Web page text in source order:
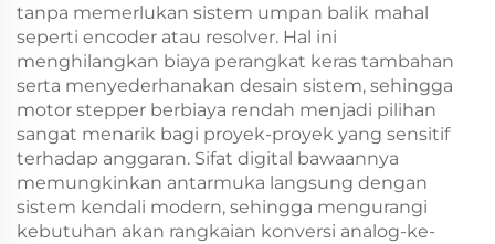
tanpa memerlukan sistem umpan balik mahal
seperti encoder atau resolver. Hal ini
menghilangkan biaya perangkat keras tambahan
serta menyederhanakan desain sistem, sehingga
motor stepper berbiaya rendah menjadi pilihan
sangat menarik bagi proyek-proyek yang sensitif
terhadap anggaran. Sifat digital bawaannya
memungkinkan antarmuka langsung dengan
sistem kendali modern, sehingga mengurangi
kebutuhan akan rangkaian konversi analog-ke-